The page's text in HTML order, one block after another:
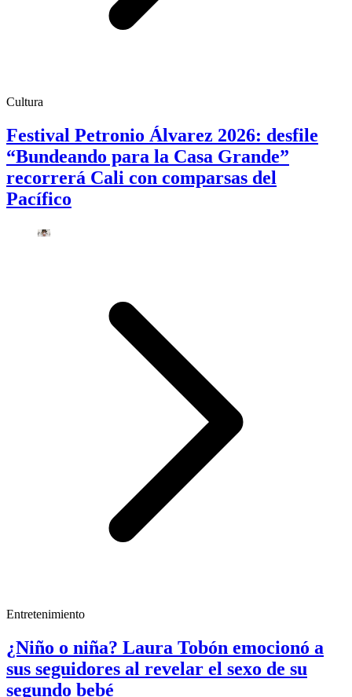
Cultura
Festival Petronio Álvarez 2026: desfile
“Bundeando para la Casa Grande”
recorrerá Cali con comparsas del
Pacífico
Entretenimiento
¿Niño o niña? Laura Tobón emocionó a
sus seguidores al revelar el sexo de su
segundo bebé